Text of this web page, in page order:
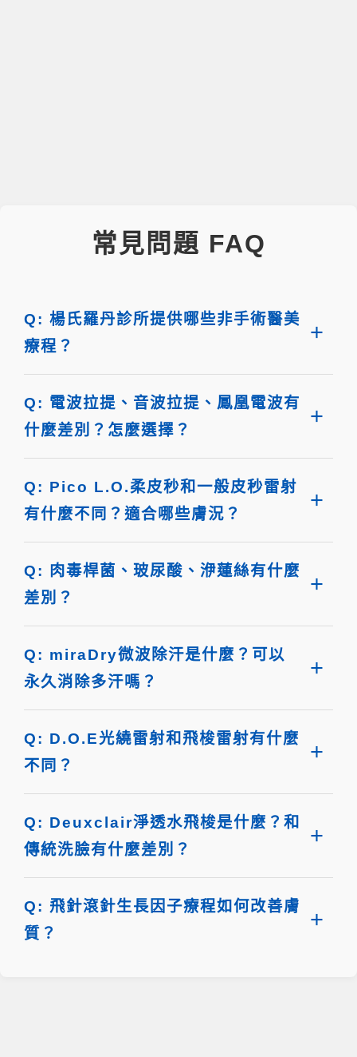
常見問題 FAQ
Q: 楊氏羅丹診所提供哪些非手術醫美
療程？
Q: 電波拉提、音波拉提、鳳凰電波有
什麼差別？怎麼選擇？
Q: Pico L.O.柔皮秒和一般皮秒雷射
有什麼不同？適合哪些膚況？
Q: 肉毒桿菌、玻尿酸、洢蓮絲有什麼
差別？
Q: miraDry微波除汗是什麼？可以
永久消除多汗嗎？
Q: D.O.E光繞雷射和飛梭雷射有什麼
不同？
Q: Deuxclair淨透水飛梭是什麼？和
傳統洗臉有什麼差別？
Q: 飛針滾針生長因子療程如何改善膚
質？